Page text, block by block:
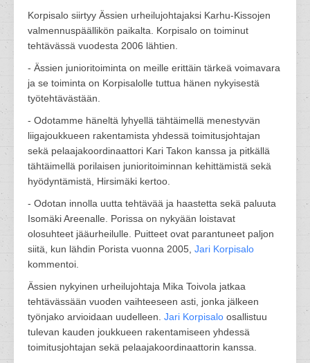
Korpisalo siirtyy Ässien urheilujohtajaksi Karhu-Kissojen
valmennuspäällikön paikalta. Korpisalo on toiminut
tehtävässä vuodesta 2006 lähtien.
- Ässien junioritoiminta on meille erittäin tärkeä voimavara
ja se toiminta on Korpisalolle tuttua hänen nykyisestä
työtehtävästään.
- Odotamme häneltä lyhyellä tähtäimellä menestyvän
liigajoukkueen rakentamista yhdessä toimitusjohtajan
sekä pelaajakoordinaattori Kari Takon kanssa ja pitkällä
tähtäimellä porilaisen junioritoiminnan kehittämistä sekä
hyödyntämistä, Hirsimäki kertoo.
- Odotan innolla uutta tehtävää ja haastetta sekä paluuta
Isomäki Areenalle. Porissa on nykyään loistavat
olosuhteet jääurheilulle. Puitteet ovat parantuneet paljon
siitä, kun lähdin Porista vuonna 2005, Jari Korpisalo
kommentoi.
Ässien nykyinen urheilujohtaja Mika Toivola jatkaa
tehtävässään vuoden vaihteeseen asti, jonka jälkeen
työnjako arvioidaan uudelleen. Jari Korpisalo osallistuu
tulevan kauden joukkueen rakentamiseen yhdessä
toimitusjohtajan sekä pelaajakoordinaattorin kanssa.